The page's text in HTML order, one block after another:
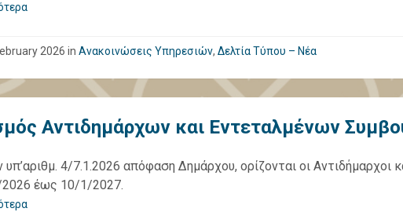
2026 in Ανακοινώσεις Υπηρεσιών, Δελτία Τύπου – Νέα
Αντιδημάρχων και Εντεταλμένων
υπ’αριθμ. 4/7.1.2026 απόφαση Δημάρχου, ορίζονται οι Αντιδήμαρχοι
έως 10/1/2027.